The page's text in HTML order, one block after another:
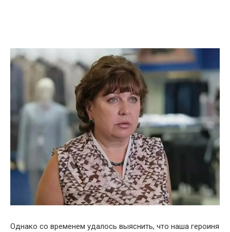
Однако со временем удалось выяснить, что наша героиня